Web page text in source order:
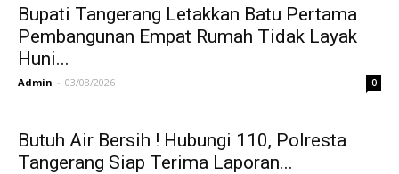
Bupati Tangerang Letakkan Batu Pertama
Pembangunan Empat Rumah Tidak Layak
Huni...
Admin - 03/08/2026 0
Butuh Air Bersih ! Hubungi 110, Polresta
Tangerang Siap Terima Laporan...